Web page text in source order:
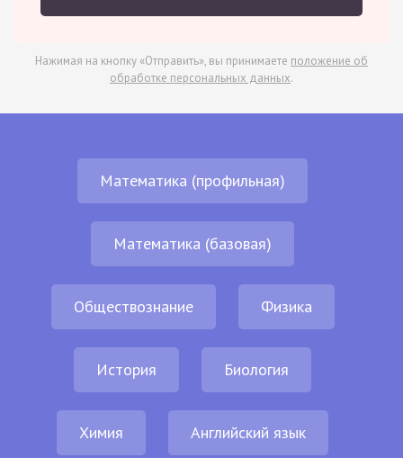
Нажимая на кнопку «Отправить», вы принимаете положение об
обработке персональных данных.
Математика (профильная)
Математика (базовая)
Обществознание Физика
История Биология
Химия Английский язык